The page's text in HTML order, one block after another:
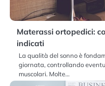
Materassi ortopedici:
indicati
La qualità del sonno è
giornata, controllando
muscolari. Molte…